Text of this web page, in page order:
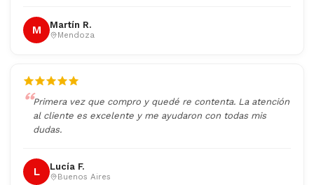
M Martín R.
Mendoza
Primera vez que compro y quedé re contenta. La atención
al cliente es excelente y me ayudaron con todas mis
dudas.
L Lucía F.
Buenos Aires